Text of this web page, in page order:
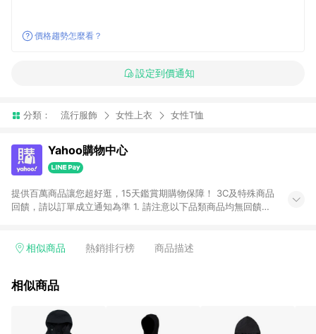
價格趨勢怎麼看？
設定到價通知
分類： 流行服飾 女性上衣 女性T恤
Yahoo購物中心
提供百萬商品讓您超好逛，15天鑑賞期購物保障！ 3C及特殊商品
回饋，請以訂單成立通知為準 1. 請注意以下品類商品均無回饋：
電玩/遊戲/相機/單眼/鏡頭/拍立得 [2024/6/1起適用] -內接硬
的購回饋活動享Yahoo超贈點回饋者 - 購物中心商店之商品：商
3. 訂單回饋金額將扣除運費/購物金/超贈點/福利金/紅利折抵/折
價券等虛擬貨幣折抵 4. 大宗採購或批發轉賣不具回饋資格： 如
相似商品 熱銷排行榜 商品描述
相似商品